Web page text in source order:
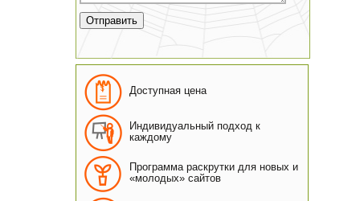
Доступная цена
Индивидуальный подход к
каждому
Программа раскрутки для новых и
«молодых» сайтов